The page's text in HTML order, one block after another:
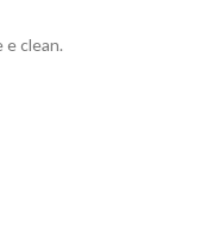
clean.